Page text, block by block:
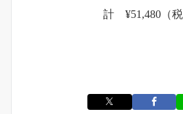
計 ¥51,480（税